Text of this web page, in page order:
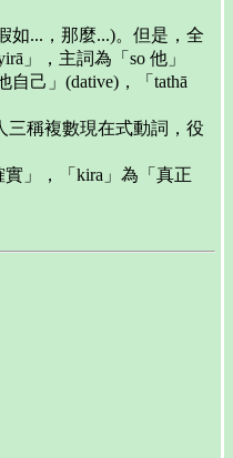
如...，那麼...)。但是，全
」，主詞為「so 他」
己」(dative)，「tathā
三稱複數現在式動詞，役
實」，「kira」為「真正